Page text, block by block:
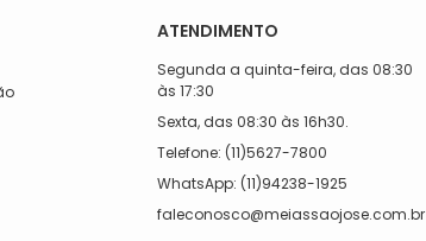
ATENDIMENTO
Segunda a quinta-feira, das 08:30
às 17:30
Sexta, das 08:30 às 16h30.
Telefone: (11)5627-7800
WhatsApp: (11)94238-1925
faleconosco@meiassaojose.com.br